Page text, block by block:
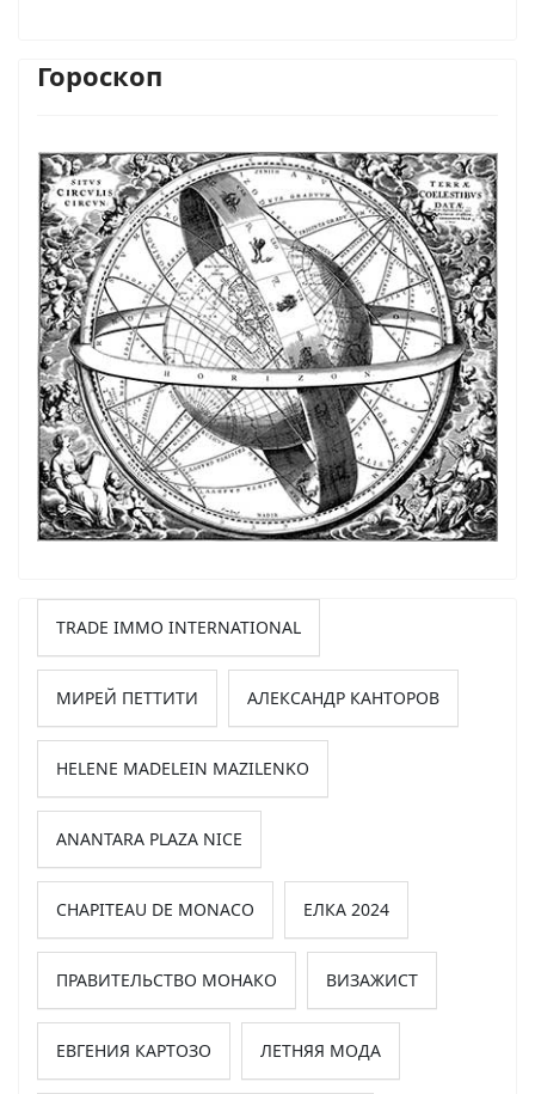
Гороскоп
TRADE IMMO INTERNATIONAL
МИРЕЙ ПЕТТИТИ АЛЕКСАНДР КАНТОРОВ
HELENE MADELEIN MAZILENKO
ANANTARA PLAZA NICE
CHAPITEAU DE MONACO ЕЛКА 2024
ПРАВИТЕЛЬСТВО МОНАКО ВИЗАЖИСТ
ЕВГЕНИЯ КАРТОЗО ЛЕТНЯЯ МОДА